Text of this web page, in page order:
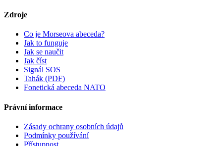
Zdroje
Co je Morseova abeceda?
Jak to funguje
Jak se naučit
Jak číst
Signál SOS
Tahák (PDF)
Fonetická abeceda NATO
Právní informace
Zásady ochrany osobních údajů
Podmínky používání
Přístupnost